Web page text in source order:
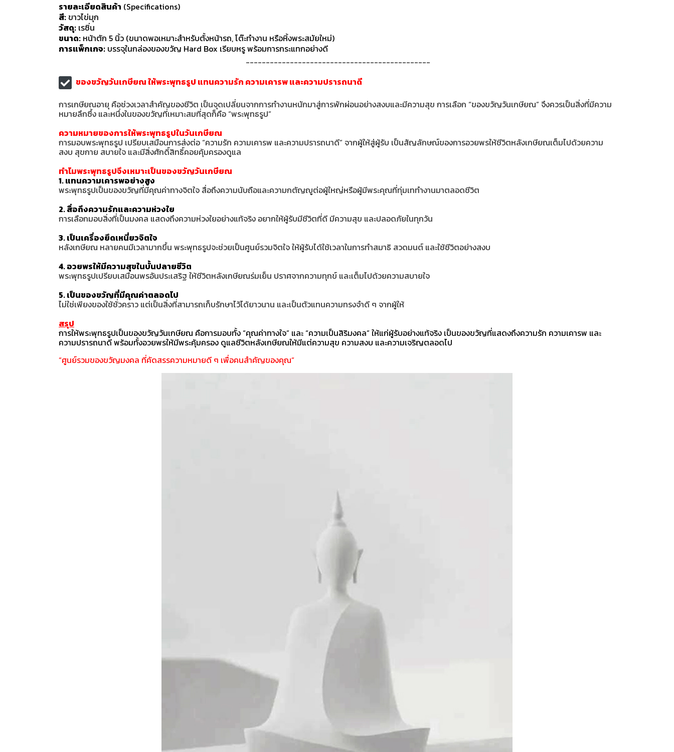
​รายละเอียดสินค้า (Specifications)
​สี:ขาวไข่มุก
วัสดุ: เรซิ่น
​ขนาด: หน้าตัก 5 นิ้ว (ขนาดพอเหมาะสำหรับตั้งหน้ารถ, โต๊ะทำงาน หรือหิ้งพระสมัยใหม่)
​การแพ็กเกจ: บรรจุในกล่องของขวัญ Hard Box เรียบหรู พร้อมการกระแทกอย่างดี
----------------------------------------------
ของขวัญวันเกษียณ ให้พระพุทธรูป แทนความรัก ความเคารพ และความปรารถนาดี
การเกษียณอายุ คือช่วงเวลาสำคัญของชีวิต เป็นจุดเปลี่ยนจากการทำงานหนักมาสู่การพักผ่อนอย่างสงบและมีความสุข การเลือก “ของขวัญวันเกษียณ” จึงควรเป็นสิ่งที่มีความ
หมายลึกซึ้ง และหนึ่งในของขวัญที่เหมาะสมที่สุดก็คือ “พระพุทธรูป”
ความหมายของการให้พระพุทธรูปในวันเกษียณ
การมอบพระพุทธรูป เปรียบเสมือนการส่งต่อ “ความรัก ความเคารพ และความปรารถนาดี” จากผู้ให้สู่ผู้รับ เป็นสัญลักษณ์ของการอวยพรให้ชีวิตหลังเกษียณเต็มไปด้วยความ
สงบ สุขกาย สบายใจ และมีสิ่งศักดิ์สิทธิ์คอยคุ้มครองดูแล
ทำไมพระพุทธรูปจึงเหมาะเป็นของขวัญวันเกษียณ
1. แทนความเคารพอย่างสูง
พระพุทธรูปเป็นของขวัญที่มีคุณค่าทางจิตใจ สื่อถึงความนับถือและความกตัญญูต่อผู้ใหญ่หรือผู้มีพระคุณที่ทุ่มเททำงานมาตลอดชีวิต
2. สื่อถึงความรักและความห่วงใย
การเลือกมอบสิ่งที่เป็นมงคล แสดงถึงความห่วงใยอย่างแท้จริง อยากให้ผู้รับมีชีวิตที่ดี มีความสุข และปลอดภัยในทุกวัน
3. เป็นเครื่องยึดเหนี่ยวจิตใจ
หลังเกษียณ หลายคนมีเวลามากขึ้น พระพุทธรูปจะช่วยเป็นศูนย์รวมจิตใจ ให้ผู้รับได้ใช้เวลาในการทำสมาธิ สวดมนต์ และใช้ชีวิตอย่างสงบ
4. อวยพรให้มีความสุขในบั้นปลายชีวิต
พระพุทธรูปเปรียบเสมือนพรอันประเสริฐ ให้ชีวิตหลังเกษียณร่มเย็น ปราศจากความทุกข์ และเต็มไปด้วยความสบายใจ
5. เป็นของขวัญที่มีคุณค่าตลอดไป
ไม่ใช่เพียงของใช้ชั่วคราว แต่เป็นสิ่งที่สามารถเก็บรักษาไว้ได้ยาวนาน และเป็นตัวแทนความทรงจำดี ๆ จากผู้ให้
สรุป
การให้พระพุทธรูปเป็นของขวัญวันเกษียณ คือการมอบทั้ง “คุณค่าทางใจ” และ “ความเป็นสิริมงคล” ให้แก่ผู้รับอย่างแท้จริง เป็นของขวัญที่แสดงถึงความรัก ความเคารพ และ
ความปรารถนาดี พร้อมทั้งอวยพรให้มีพระคุ้มครอง ดูแลชีวิตหลังเกษียณให้มีแต่ความสุข ความสงบ และความเจริญตลอดไป
“ศูนย์รวมของขวัญมงคล ที่คัดสรรความหมายดี ๆ เพื่อคนสำคัญของคุณ”